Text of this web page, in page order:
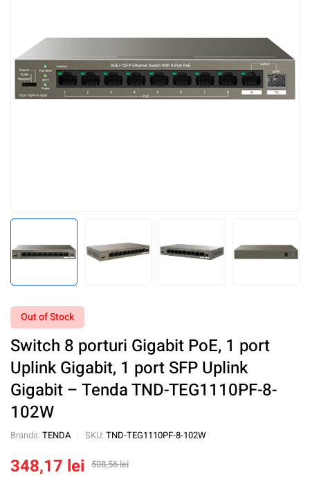
Out of Stock
Switch 8 porturi Gigabit PoE, 1 port
Uplink Gigabit, 1 port SFP Uplink
Gigabit – Tenda TND-TEG1110PF-8-
102W
Brands: TENDA SKU: TND-TEG1110PF-8-102W
508,56lei
348,17 lei